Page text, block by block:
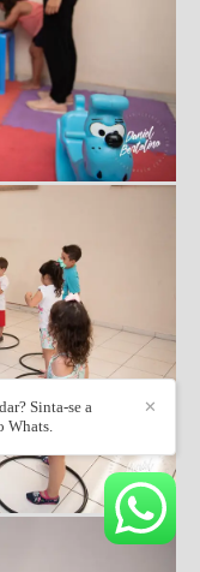
✕
Sinta-se a
Whats.